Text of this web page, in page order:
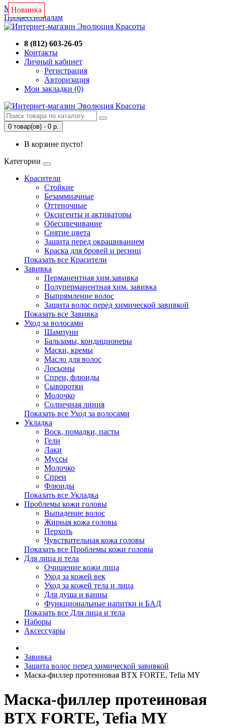
Магазин
Профессионалам
8 (812) 603-26-05
Контакты
Личный кабинет
Регистрация
Авторизация
Мои закладки (0)
0 товар(ов) - 0 р.
В корзине пусто!
Категории
Красители
Стойкие
Безаммиачные
Оттеночные
Оксигенты и активаторы
Обесцвечивание
Снятие цвета
Защита перед окрашиванием
Краска для бровей и ресниц
Показать все Красители
Завивка
Перманентная хим.завивка
Полуперманентная хим. завивка
Выпрямление волос
Защита волос перед химической завивкой
Показать все Завивка
Уход за волосами
Шампуни
Бальзамы, кондиционеры
Маски, кремы
Масло для волос
Лосьоны
Спреи, флюиды
Сыворотки
Молочко
Солнечная линия
Показать все Уход за волосами
Укладка
Воск, помадки, пасты
Гели
Лаки
Муссы
Молочко
Спреи
Флюиды
Показать все Укладка
Проблемы кожи головы
Выпадение волос
Жирная кожа головы
Перхоть
Чувствительная кожа головы
Показать все Проблемы кожи головы
Для лица и тела
Очищение кожи лица
Уход за кожей век
Уход за кожей тела и лица
Для душа и ванны
Функциональные напитки и БАД
Показать все Для лица и тела
Наборы
Аксессуары
Завивка
Защита волос перед химической завивкой
Маска-филлер протеиновая BTX FORTE, Tefia MY
Маска-филлер протеиновая
BTX FORTE, Tefia MY
Новинка
Новинка
Новинка